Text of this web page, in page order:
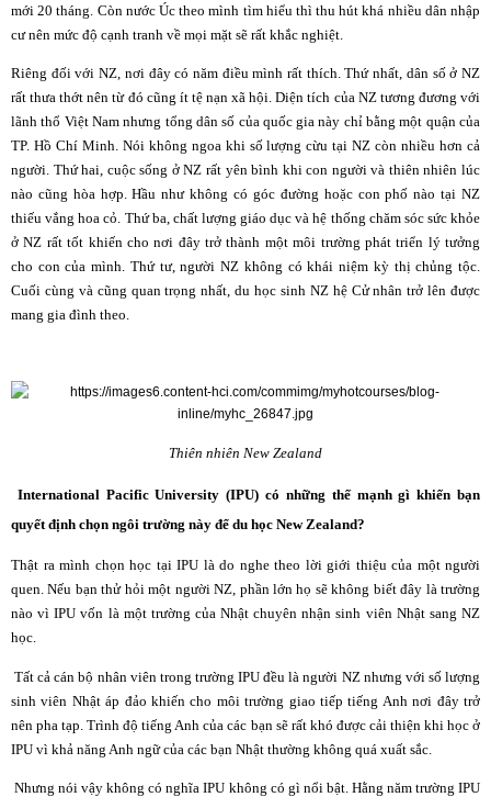
mới 20 tháng. Còn nước Úc theo mình tìm hiểu thì thu hút khá nhiều dân nhập
cư nên mức độ cạnh tranh về mọi mặt sẽ rất khắc nghiệt.
Riêng đối với NZ, nơi đây có năm điều mình rất thích. Thứ nhất, dân số ở NZ
rất thưa thớt nên từ đó cũng ít tệ nạn xã hội. Diện tích của NZ tương đương với
lãnh thổ Việt Nam nhưng tổng dân số của quốc gia này chỉ bằng một quận của
TP. Hồ Chí Minh. Nói không ngoa khi số lượng cừu tại NZ còn nhiều hơn cả
người. Thứ hai, cuộc sống ở NZ rất yên bình khi con người và thiên nhiên lúc
nào cũng hòa hợp. Hầu như không có góc đường hoặc con phố nào tại NZ
thiếu vắng hoa cỏ. Thứ ba, chất lượng giáo dục và hệ thống chăm sóc sức khỏe
ở NZ rất tốt khiến cho nơi đây trở thành một môi trường phát triển lý tưởng
cho con của mình. Thứ tư, người NZ không có khái niệm kỳ thị chủng tộc.
Cuối cùng và cũng quan trọng nhất, du học sinh NZ hệ Cử nhân trở lên được
mang gia đình theo.
Thiên nhiên New Zealand
International Pacific University (IPU) có những thế mạnh gì khiến bạn
quyết định chọn ngôi trường này để du học New Zealand?
Thật ra mình chọn học tại IPU là do nghe theo lời giới thiệu của một người
quen. Nếu bạn thử hỏi một người NZ, phần lớn họ sẽ không biết đây là trường
nào vì IPU vốn là một trường của Nhật chuyên nhận sinh viên Nhật sang NZ
học.
Tất cả cán bộ nhân viên trong trường IPU đều là người NZ nhưng với số lượng
sinh viên Nhật áp đảo khiến cho môi trường giao tiếp tiếng Anh nơi đây trở
nên pha tạp. Trình độ tiếng Anh của các bạn sẽ rất khó được cải thiện khi học ở
IPU vì khả năng Anh ngữ của các bạn Nhật thường không quá xuất sắc.
Nhưng nói vậy không có nghĩa IPU không có gì nổi bật. Hằng năm trường IPU